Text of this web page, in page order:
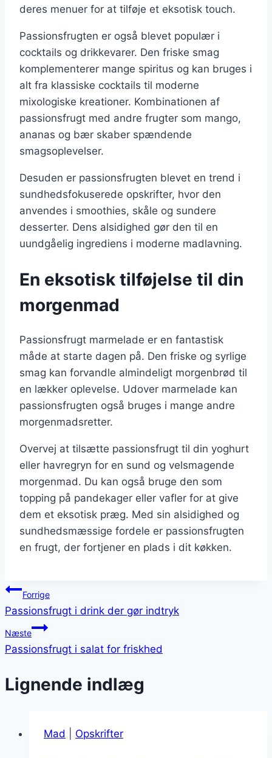
deres menuer for at tilføje et eksotisk touch.
Passionsfrugten er også blevet populær i
cocktails og drikkevarer. Den friske smag
komplementerer mange spiritus og kan bruges i
alt fra klassiske cocktails til moderne
mixologiske kreationer. Kombinationen af
passionsfrugt med andre frugter som mango,
ananas og bær skaber spændende
smagsoplevelser.
Desuden er passionsfrugten blevet en trend i
sundhedsfokuserede opskrifter, hvor den
anvendes i smoothies, skåle og sundere
desserter. Dens alsidighed gør den til en
uundgåelig ingrediens i moderne madlavning.
En eksotisk tilføjelse til din
morgenmad
Passionsfrugt marmelade er en fantastisk
måde at starte dagen på. Den friske og syrlige
smag kan forvandle almindeligt morgenbrød til
en lækker oplevelse. Udover marmelade kan
passionsfrugten også bruges i mange andre
morgenmadsretter.
Overvej at tilsætte passionsfrugt til din yoghurt
eller havregryn for en sund og velsmagende
morgenmad. Du kan også bruge den som
topping på pandekager eller vafler for at give
dem et eksotisk præg. Med sin alsidighed og
sundhedsmæssige fordele er passionsfrugten
en frugt, der fortjener en plads i dit køkken.
Indlægsnavigation
Forrige
Passionsfrugt i drink der gør indtryk
Næste
Passionsfrugt i salat for friskhed
Lignende indlæg
Mad Opskrifter